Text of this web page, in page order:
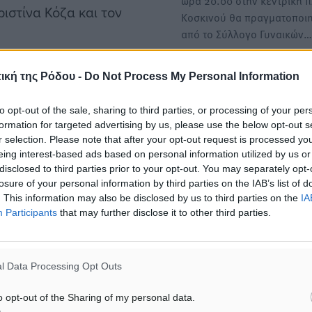
της Ρόδου - Do Not Process My Personal Information
opt-out of the sale, sharing to third parties, or processing of your
for targeted advertising by us, please use the below opt-out
selection. Please note that after your opt-out request is processed
interest-based ads based on personal information utilized by us
to third parties prior to your opt-out. You may separately
of your personal information by third parties on the IAB’s list of
This information may also be disclosed by us to third parties on the
Participants that may further disclose it to other third parties.
Data Processing Opt Outs
opt-out of the Sharing of my personal data.
Κόζα και τον
σας και την καλή σας
και υποστήριξη
της ΔΕΡΜΑΕ, της
Πολιτιστικών
Κοσκινού θα
από το Σύλλογο Γυναικών…
Διήμερο εκδηλώσεων για
Βίας κατά των Γυναικών
Με αφορμή την
Εξάλειψης της Βίας κατά
Γυναικών η…